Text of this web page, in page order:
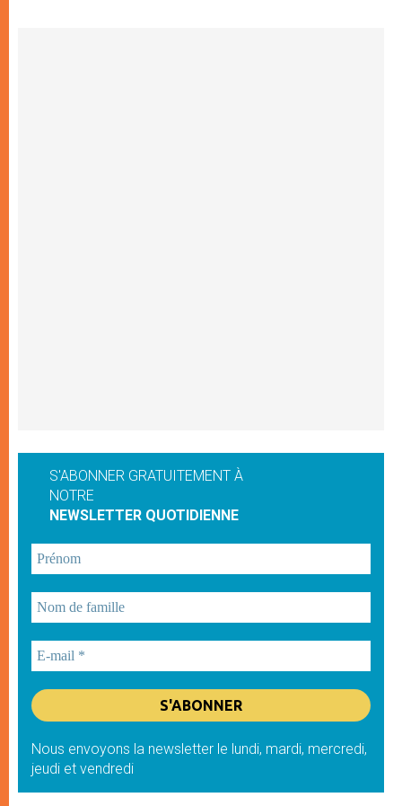
S'ABONNER GRATUITEMENT À
NOTRE
NEWSLETTER QUOTIDIENNE
Nous envoyons la newsletter le lundi, mardi, mercredi,
jeudi et vendredi